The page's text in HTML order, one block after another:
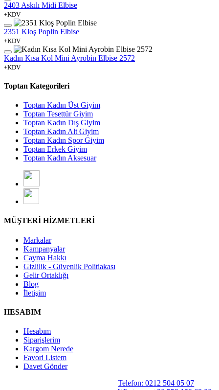
2403 Askılı Midi Elbise
+KDV
2351 Kloş Poplin Elbise
+KDV
Kadın Kısa Kol Mini Ayrobin Elbise 2572
+KDV
Toptan Kategorileri
Toptan Kadın Üst Giyim
Toptan Tesettür Giyim
Toptan Kadın Dış Giyim
Toptan Kadın Alt Giyim
Toptan Kadın Spor Giyim
Toptan Erkek Giyim
Toptan Kadın Aksesuar
MÜŞTERİ HİZMETLERİ
Markalar
Kampanyalar
Cayma Hakkı
Gizlilik - Güvenlik Politiakası
Gelir Ortaklığı
Blog
İletişim
HESABIM
Hesabım
Siparişlerim
Kargom Nerede
Favori Listem
Davet Gönder
Telefon: 0212 504 05 07